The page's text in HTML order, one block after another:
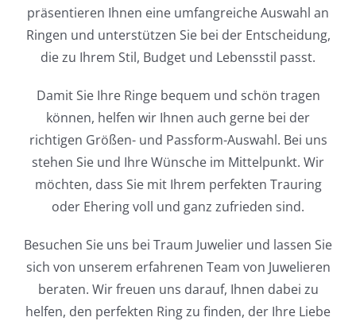
präsentieren Ihnen eine umfangreiche Auswahl an
Ringen und unterstützen Sie bei der Entscheidung,
die zu Ihrem Stil, Budget und Lebensstil passt.
Damit Sie Ihre Ringe bequem und schön tragen
können, helfen wir Ihnen auch gerne bei der
richtigen Größen- und Passform-Auswahl. Bei uns
stehen Sie und Ihre Wünsche im Mittelpunkt. Wir
möchten, dass Sie mit Ihrem perfekten Trauring
oder Ehering voll und ganz zufrieden sind.
Besuchen Sie uns bei Traum Juwelier und lassen Sie
sich von unserem erfahrenen Team von Juwelieren
beraten. Wir freuen uns darauf, Ihnen dabei zu
helfen, den perfekten Ring zu finden, der Ihre Liebe